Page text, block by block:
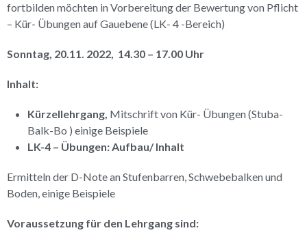
fortbilden möchten in Vorbereitung der Bewertung von Pflicht
– Kür- Übungen auf Gauebene (LK- 4 -Bereich)
Sonntag, 20.11. 2022, 14.30 – 17.00 Uhr
Inhalt:
Kürzellehrgang, Mitschrift von Kür- Übungen (Stuba-
Balk-Bo ) einige Beispiele
LK-4 – Übungen: Aufbau/ Inhalt
Ermitteln der D-Note an Stufenbarren, Schwebebalken und
Boden, einige Beispiele
Voraussetzung für den Lehrgang sind: